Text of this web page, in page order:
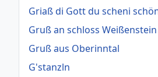
Griaß di Gott du scheni
Gruß an schloss Weißenstein
Gruß aus Oberinntal
G'stanzln